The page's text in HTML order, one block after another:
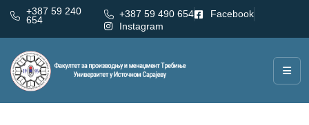
+387 59 240
654
+387 59 490 654
Facebook
Instagram